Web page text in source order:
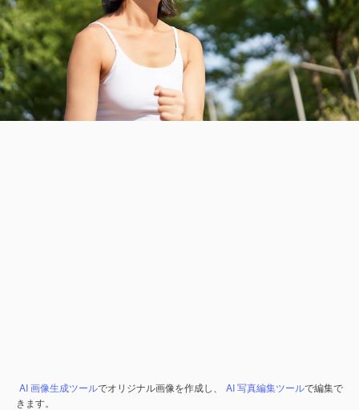
AI 画像生成ツールでオリジナル画像を作成し、 AI 写真編集ツールで編集で
きます。